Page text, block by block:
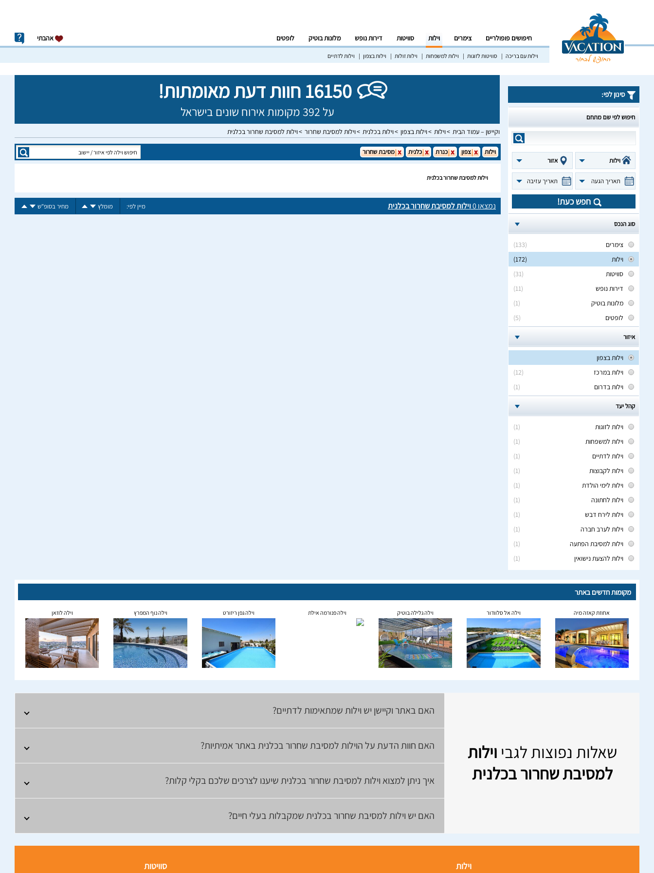
חיפושים פופולריים צימרים וילות סוויטות דירות נופש מלונות בוטיק לופטים אהבתי
וילות עם בריכה סוויטות לזוגות וילות למשפחות וילות זולות וילות בצפון וילות לדתיים
16150 חוות דעת מאומתות!
על 392 מקומות אירוח שונים בישראל
וקיישן – עמוד הבית וילות וילות בצפון וילות בכלנית וילות למסיבת שחרור וילות למסיבת שחרור בכלנית
סינון לפי:
חיפוש לפי שם מתחם
וילות אזור
תאריך הגעה תאריך עזיבה
חפש כעת!
סוג הנכס
(133)
צימרים
(172)
וילות
(31)
סוויטות
(11)
דירות נופש
(1)
מלונות בוטיק
(5)
לופטים
איזור
וילות בצפון
(12)
וילות במרכז
(1)
וילות בדרום
קהל יעד
(1)
וילות לזוגות
(1)
וילות למשפחות
(1)
וילות לדתיים
(1)
וילות לקבוצות
(1)
וילות לימי הולדת
(1)
וילות לחתונה
(1)
וילות לירח דבש
(1)
וילות לערב חברה
(1)
וילות למסיבת הפתעה
(1)
וילות להצעת נישואין
וילות צפון כנרת כלנית מסיבת שחרור
וילות למסיבת שחרור בכלנית
נמצאו0וילות למסיבת שחרור בכלנית מיין לפי: מומלץ מחיר בסופ"ש
מקומות חדשים באתר
אחוזת קאזה מיה וילה אל סלוודור וילה גלילה בוטיק וילה פנורמה אילת וילה גפן ריזורט וילה נוף המפרץ וילה לוזאן
שאלות נפוצות לגבי וילות
למסיבת שחרור בכלנית
האם באתר וקיישן יש וילות שמתאימות לדתיים?
האם חוות הדעת על הוילות למסיבת שחרור בכלנית באתר אמיתיות?
איך ניתן למצוא וילות למסיבת שחרור בכלנית שיענו לצרכים שלכם בקלי קלות?
האם יש וילות למסיבת שחרור בכלנית שמקבלות בעלי חיים?
וילות סוויטות